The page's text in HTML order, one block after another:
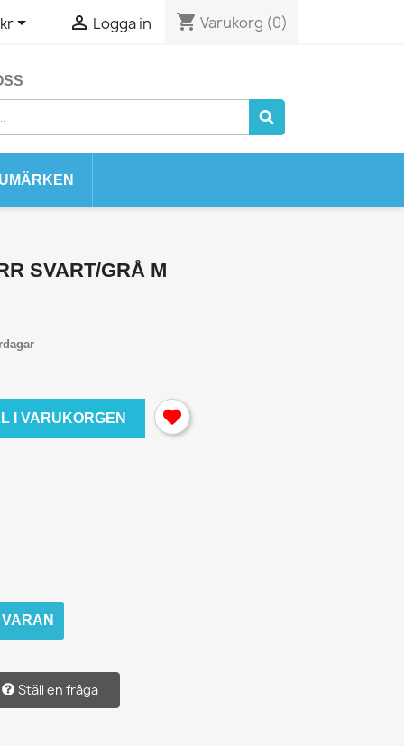
  Logga in shopping_cart Varukorg (0)
SVART/GRÅ M
I VARUKORGEN
Ställ en fråga